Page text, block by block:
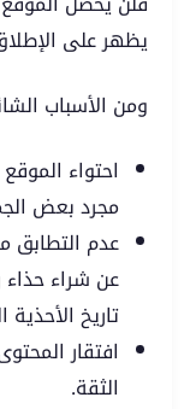
يظهر على
ومن الأسباب
احتواء
مجرد بعض
عدم التطابق
عن شراء
تاريخ الأحذية
افتقار
الثقة.